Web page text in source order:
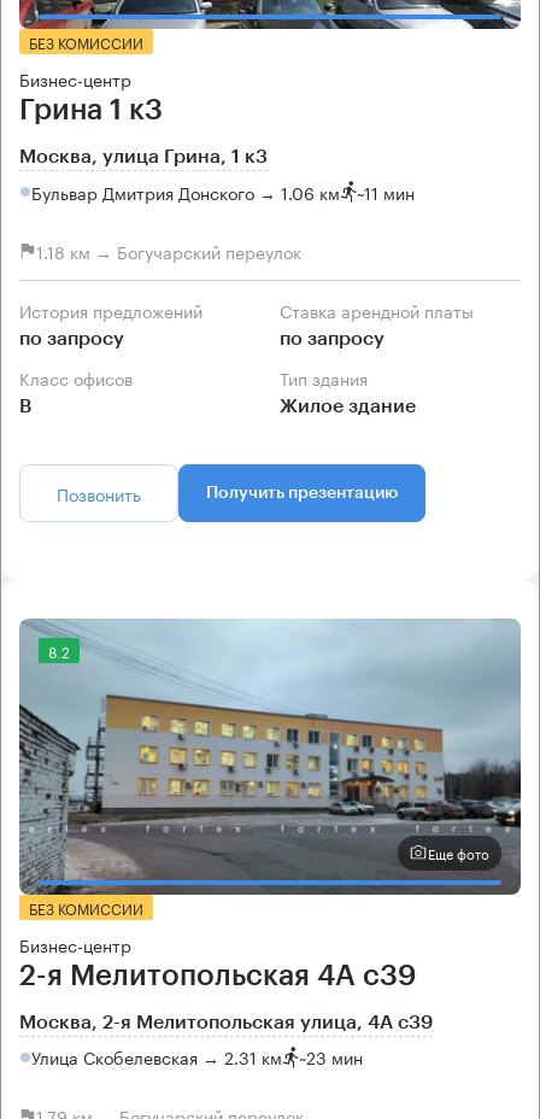
БЕЗ КОМИССИИ
Бизнес-центр
Грина 1 к3
Москва, улица Грина, 1 к3
Бульвар Дмитрия Донского → 1.06 км ~11 мин
1.18 км → Богучарский переулок
История предложений
по запросу
Ставка арендной платы
по запросу
Класс офисов
B
Тип здания
Жилое здание
Позвонить Получить презентацию
8.2
Еще фото
БЕЗ КОМИССИИ
Бизнес-центр
2-я Мелитопольская 4А с39
Москва, 2-я Мелитопольская улица, 4А с39
Улица Скобелевская → 2.31 км ~23 мин